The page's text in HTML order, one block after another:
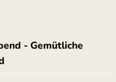
- Gemütliche